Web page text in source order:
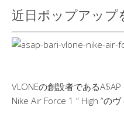
近日ポップアップ
VLONEの創設者である
Nike Air Force 1 ” High “の